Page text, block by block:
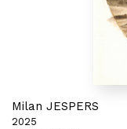
Milan JESPERS
2025